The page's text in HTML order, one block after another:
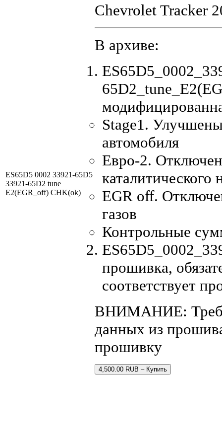
ES65D5 0002 33921-65D5
33921-65D2 tune
E2(EGR_off) CHK(ok)
Chevrolet Tracker
В архиве:
Stage1.
автомобиля
Евро-2.
каталитического
EGR off.
газов
Контрольные
прошивка,
соответствует
ВНИМАНИЕ:
данных из
прошивку
4,500.00 RUB – Купить